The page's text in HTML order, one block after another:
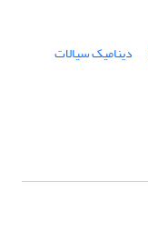
دینامیک سیالات